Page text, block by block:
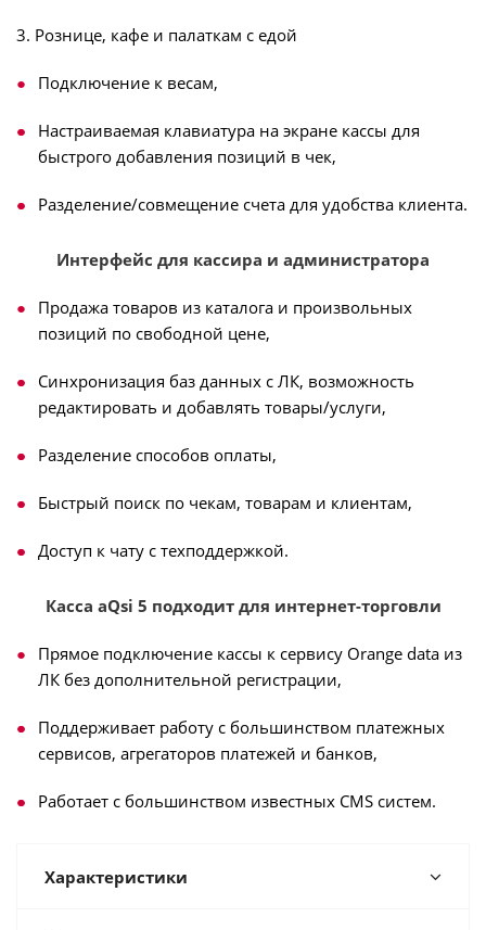
3. Рознице, кафе и палаткам с едой
Подключение к весам,
Настраиваемая клавиатура на экране кассы для
быстрого добавления позиций в чек,
Разделение/совмещение счета для удобства клиента.
Интерфейс для кассира и администратора
Продажа товаров из каталога и произвольных
позиций по свободной цене,
Синхронизация баз данных с ЛК, возможность
редактировать и добавлять товары/услуги,
Разделение способов оплаты,
Быстрый поиск по чекам, товарам и клиентам,
Доступ к чату с техподдержкой.
Касса aQsi 5 подходит для интернет-торговли
Прямое подключение кассы к сервису Orange data из
ЛК без дополнительной регистрации,
Поддерживает работу с большинством платежных
сервисов, агрегаторов платежей и банков,
Работает с большинством известных CMS систем.
Характеристики